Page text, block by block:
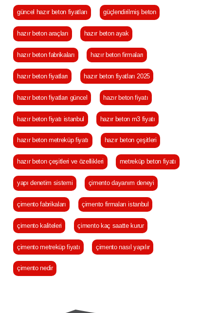
güncel hazır beton fiyatları güçlendirilmiş beton
hazır beton araçları hazır beton ayak
hazır beton fabrikaları hazır beton firmaları
hazır beton fiyatları hazır beton fiyatları 2025
hazır beton fiyatları güncel hazır beton fiyatı
hazır beton fiyatı istanbul hazır beton m3 fiyatı
hazır beton metreküp fiyatı hazır beton çeşitleri
hazır beton çeşitleri ve özellikleri metreküp beton fiyatı
yapı denetim sistemi çimento dayanım deneyi
çimento fabrikaları çimento firmaları istanbul
çimento kaliteleri çimento kaç saatte kurur
çimento metreküp fiyatı çimento nasıl yapılır
çimento nedir